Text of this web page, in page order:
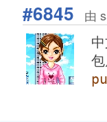
#6845 由